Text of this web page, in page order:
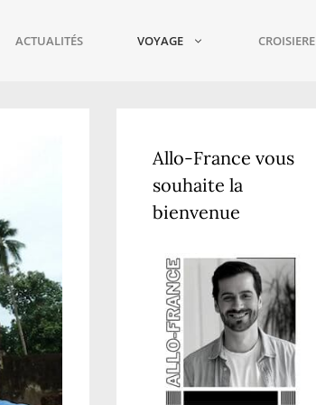
ACTUALITÉS VOYAGE CROISIERE
Allo-France vous
souhaite la
bienvenue